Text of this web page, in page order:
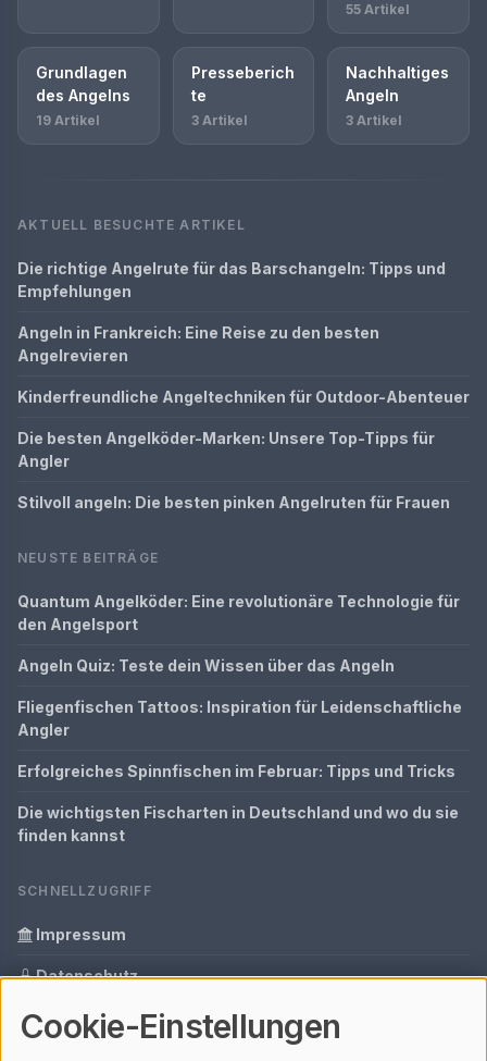
55 Artikel
Grundlagen
des Angelns
19 Artikel
Presseberich
te
3 Artikel
Nachhaltiges
Angeln
3 Artikel
AKTUELL BESUCHTE ARTIKEL
Die richtige Angelrute für das Barschangeln: Tipps und
Empfehlungen
Angeln in Frankreich: Eine Reise zu den besten
Angelrevieren
Kinderfreundliche Angeltechniken für Outdoor-Abenteuer
Die besten Angelköder-Marken: Unsere Top-Tipps für
Angler
Stilvoll angeln: Die besten pinken Angelruten für Frauen
NEUSTE BEITRÄGE
Quantum Angelköder: Eine revolutionäre Technologie für
den Angelsport
Angeln Quiz: Teste dein Wissen über das Angeln
Fliegenfischen Tattoos: Inspiration für Leidenschaftliche
Angler
Erfolgreiches Spinnfischen im Februar: Tipps und Tricks
Die wichtigsten Fischarten in Deutschland und wo du sie
finden kannst
SCHNELLZUGRIFF
Impressum
Datenschutz
Informationen zur Inhalt
Cookie-Einstellungen